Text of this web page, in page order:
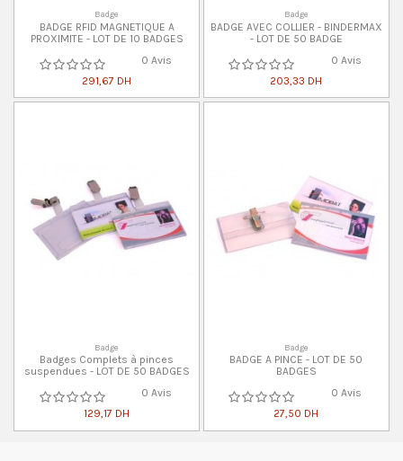
Badge
BADGE RFID MAGNETIQUE A
PROXIMITE - LOT DE 10 BADGES
0 Avis
291,67 DH
Badge
BADGE AVEC COLLIER - BINDERMAX
- LOT DE 50 BADGE
0 Avis
203,33 DH
Badge
Badges Complets à pinces
suspendues - LOT DE 50 BADGES
0 Avis
129,17 DH
Badge
BADGE A PINCE - LOT DE 50
BADGES
0 Avis
27,50 DH